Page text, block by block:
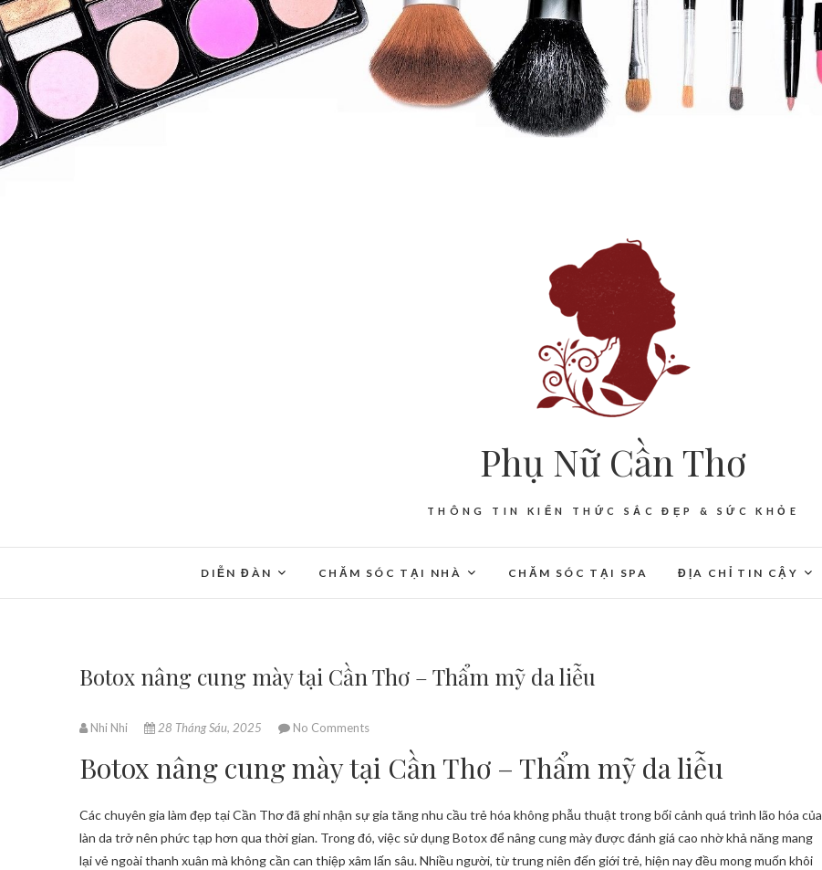
Phụ Nữ Cần Thơ
THÔNG TIN KIẾN THỨC SẮC ĐẸP & SỨC KHỎE
DIỄN ĐÀN CHĂM SÓC TẠI NHÀ CHĂM SÓC TẠI SPA ĐỊA CHỈ TIN CẬY
Botox nâng cung mày tại Cần Thơ – Thẩm mỹ da liễu
Nhi Nhi 28 Tháng Sáu, 2025 No Comments
Botox nâng cung mày tại Cần Thơ – Thẩm mỹ da liễu
Các chuyên gia làm đẹp tại Cần Thơ đã ghi nhận sự gia tăng nhu cầu trẻ hóa không phẫu thuật trong bối cảnh quá trình lão hóa của
làn da trở nên phức tạp hơn qua thời gian. Trong đó, việc sử dụng Botox để nâng cung mày được đánh giá cao nhờ khả năng mang
lại vẻ ngoài thanh xuân mà không cần can thiệp xâm lấn sâu. Nhiều người, từ trung niên đến giới trẻ, hiện nay đều mong muốn khôi